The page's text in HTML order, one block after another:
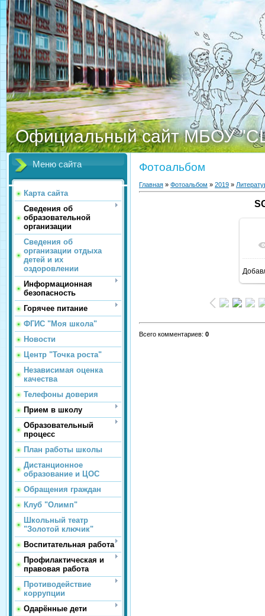
Официальный сайт МБОУ
Меню сайта
Карта сайта
Сведения об
образовательной
организации
Сведения об
организации отдыха
детей и их
оздоровлении
Информационная
безопасность
Горячее питание
ФГИС "Моя школа"
Новости
Центр "Точка роста"
Независимая оценка
качества
Телефоны доверия
Прием в школу
Образовательный
процесс
План работы школы
Дистанционное
образование и ЦОС
Обращения граждан
Клуб "Олимп"
Школьный театр
"Золотой ключик"
Воспитательная работа
Профилактическая и
правовая работа
Противодействие
коррупции
Одарённые дети
Фотоальбом
Главная » Фотоальбом » 2019 »
Всего комментариев: 0